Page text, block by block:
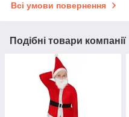
Всі умови повернення
Подібні товари компанії